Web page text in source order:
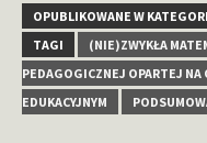
OPUBLIKOWANE W
TAGI
(NIE)ZWYKŁA
PEDAGOGICZNEJ OPARTEJ
EDUKACYJNYM